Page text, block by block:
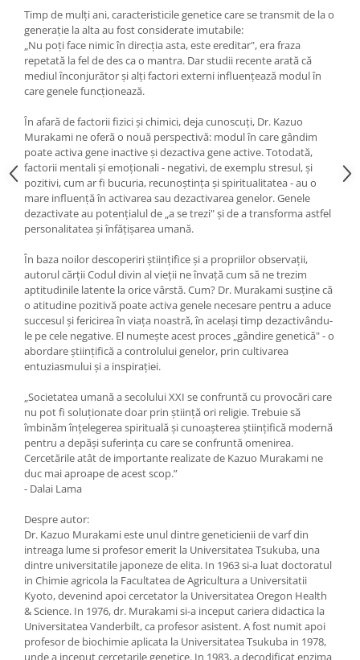
Spiritualitate şi ştiinţă
Fără categorie
Cunoaștere
Timp de mulți ani, caracteristicile genetice care se transmit de la o
generație la alta au fost considerate imutabile:
„Nu poți face nimic în direcția asta, este ereditar", era fraza
repetată la fel de des ca o mantra. Dar studii recente arată că
mediul înconjurător și alți factori externi influențează modul în
care genele funcționează.
În afară de factorii fizici și chimici, deja cunoscuți, Dr. Kazuo
Murakami ne oferă o nouă perspectivă: modul în care gândim
poate activa gene inactive și dezactiva gene active. Totodată,
factorii mentali și emoționali - negativi, de exemplu stresul, și
pozitivi, cum ar fi bucuria, recunoștința și spiritualitatea - au o
mare influență în activarea sau dezactivarea genelor. Genele
dezactivate au potențialul de „a se trezi" și de a transforma astfel
personalitatea și înfățișarea umană.
În baza noilor descoperiri științifice și a propriilor observații,
autorul cărții Codul divin al vieții ne învață cum să ne trezim
aptitudinile latente la orice vârstă. Cum? Dr. Murakami susține că
o atitudine pozitivă poate activa genele necesare pentru a aduce
succesul și fericirea în viața noastră, în același timp dezactivându-
le pe cele negative. El numește acest proces „gândire genetică" - o
abordare științifică a controlului genelor, prin cultivarea
entuziasmului și a inspirației.
„Societatea umană a secolului XXI se confruntă cu provocări care
nu pot fi soluţionate doar prin ştiinţă ori religie. Trebuie să
îmbinăm înţelegerea spirituală şi cunoaşterea ştiinţifică modernă
pentru a depăşi suferinţa cu care se confruntă omenirea.
Cercetările atât de importante realizate de Kazuo Murakami ne
duc mai aproape de acest scop.”
- Dalai Lama
Despre autor:
Dr. Kazuo Murakami este unul dintre geneticienii de varf din
intreaga lume si profesor emerit la Universitatea Tsukuba, una
dintre universitatile japoneze de elita. In 1963 si-a luat doctoratul
in Chimie agricola la Facultatea de Agricultura a Universitatii
Kyoto, devenind apoi cercetator la Universitatea Oregon Health
& Science. In 1976, dr. Murakami si-a inceput cariera didactica la
Universitatea Vanderbilt, ca profesor asistent. A fost numit apoi
profesor de biochimie aplicata la Universitatea Tsukuba in 1978,
unde a inceput cercetarile genetice. In 1983, a decodificat enzima